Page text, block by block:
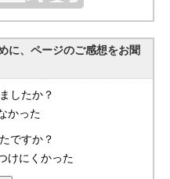
に、ページのご感想をお聞
したか？
かった
ですか？
けにくかった